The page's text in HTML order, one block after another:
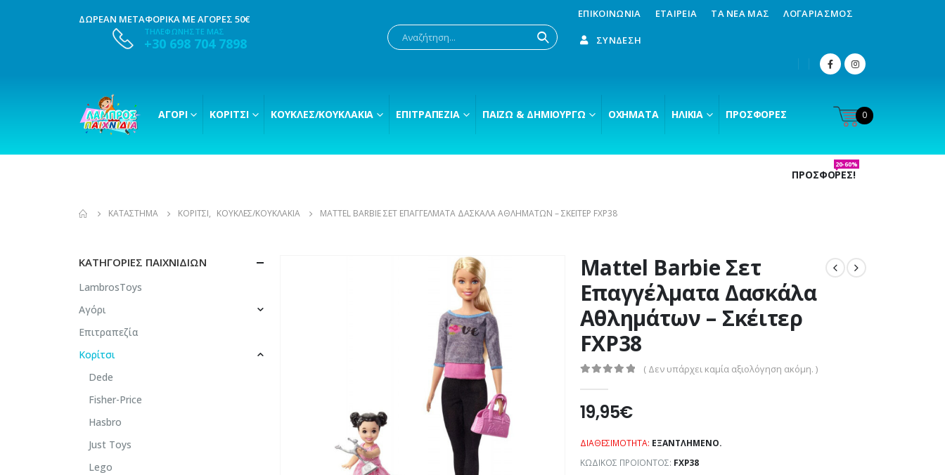
ΔΩΡΕΑΝ ΜΕΤΑΦΟΡΙΚΑ ΜΕ ΑΓΟΡΕΣ 50€
ΤΗΛΕΦΩΝΗΣΤΕ ΜΑΣ
+30 698 704 7898
ΕΠΙΚΟΙΝΩΝΊΑ ΕΤΑΙΡΕΊΑ ΤΑ ΝΈΑ ΜΑΣ ΛΟΓΑΡΙΑΣΜΌΣ
ΣΎΝΔΕΣΗ
ΑΓΌΡΙ ΚΟΡΊΤΣΙ ΚΟΎΚΛΕΣ/ΚΟΥΚΛΆΚΙΑ ΕΠΙΤΡΑΠΈΖΙΑ ΠΑΊΖΩ & ΔΗΜΙΟΥΡΓΏ ΟΧΉΜΑΤΑ ΗΛΙΚΊΑ ΠΡΟΣΦΟΡΈΣ 0
ΠΡΟΣΦΟΡΕΣ!
20-60%
ΚΑΤΆΣΤΗΜΑ ΚΟΡΊΤΣΙ, ΚΟΎΚΛΕΣ/ΚΟΥΚΛΆΚΙΑ MATTEL BARBIE ΣΕΤ ΕΠΑΓΓΈΛΜΑΤΑ ΔΑΣΚΆΛΑ ΑΘΛΗΜΆΤΩΝ – ΣΚΈΙΤΕΡ FXP38
Mattel Barbie Σετ
Επαγγέλματα Δασκάλα
Αθλημάτων – Σκέιτερ
FXP38
( Δεν υπάρχει καμία αξιολόγηση ακόμη. )
19,95€
ΔΙΑΘΕΣΙΜΌΤΗΤΑ: ΕΞΑΝΤΛΗΜΈΝΟ.
ΚΩΔΙΚΌΣ ΠΡΟΪΌΝΤΟΣ: FXP38
ΚΑΤΗΓΟΡΊΕΣ ΠΑΙΧΝΙΔΙΏΝ
LambrosToys
Αγόρι
Επιτραπεζία
Κορίτσι
Dede
Fisher-Price
Hasbro
Just Toys
Lego